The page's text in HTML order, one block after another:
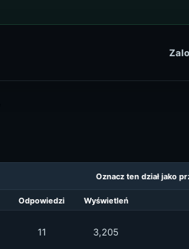
Oznacz ten dział jako
Odpowiedzi Wyświetleń
11 3,205